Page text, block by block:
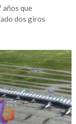
años que
dos giros